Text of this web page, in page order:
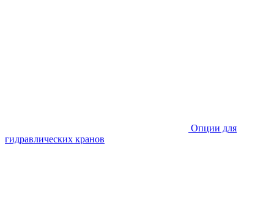
Опции для
гидравлических кранов